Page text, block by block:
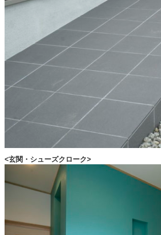
<玄関・シューズクローク>